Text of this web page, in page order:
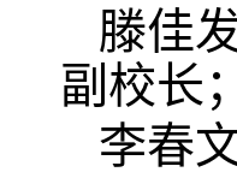
滕佳
副校长；
李春